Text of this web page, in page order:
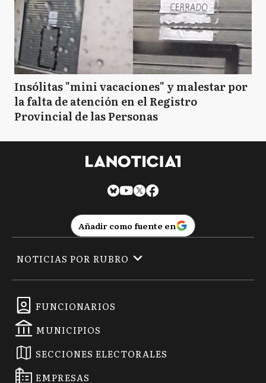
Insólitas "mini vacaciones" y malestar por
la falta de atención en el Registro
Provincial de las Personas
Añadir como fuente en
FUNCIONARIOS
MUNICIPIOS
SECCIONES ELECTORALES
EMPRESAS
NOTICIAS POR RUBRO